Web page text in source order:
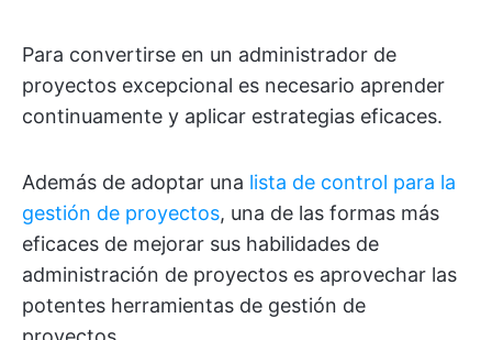
Para convertirse en un administrador de
proyectos excepcional es necesario aprender
continuamente y aplicar estrategias eficaces.
Además de adoptar una lista de control para la
gestión de proyectos, una de las formas más
eficaces de mejorar sus habilidades de
administración de proyectos es aprovechar las
potentes herramientas de gestión de